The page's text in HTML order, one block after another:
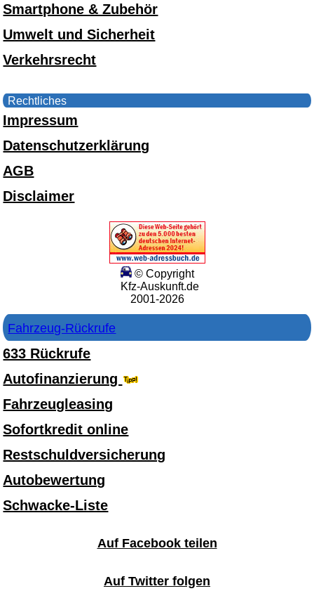
Smartphone & Zubehör
Umwelt und Sicherheit
Verkehrsrecht
Rechtliches
Impressum
Datenschutzerklärung
AGB
Disclaimer
© Copyright
Kfz-Auskunft.de
2001-2026
Fahrzeug-Rückrufe
633 Rückrufe
Autofinanzierung
Fahrzeugleasing
Sofortkredit online
Restschuldversicherung
Autobewertung
Schwacke-Liste
Auf Facebook teilen
Auf Twitter folgen